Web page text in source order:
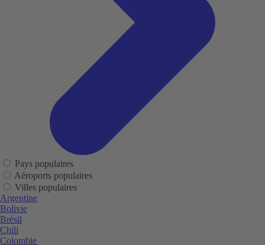
Pays populaires
Aéroports populaires
Villes populaires
Argentine
Bolivie
Brésil
Chili
Colombie